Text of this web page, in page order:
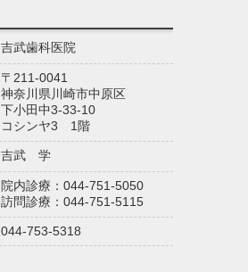
吉武歯科医院
〒211-0041
神奈川県川崎市中原区
下小田中3-33-10
コシンヤ3 1階
吉武 学
院内診療：044-751-5050
訪問診療：044-751-5115
044-753-5318